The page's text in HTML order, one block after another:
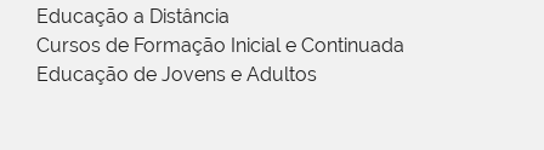
Educação a Distância
Cursos de Formação Inicial e Continuada
Educação de Jovens e Adultos